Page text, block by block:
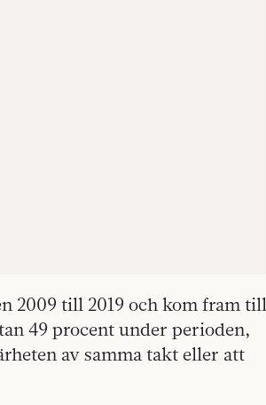
2009 till 2019 och kom fram till
49 procent under perioden,
av samma takt eller att